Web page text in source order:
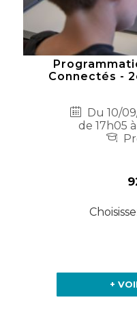
Connectés -
Du 10/
de 17h05
+